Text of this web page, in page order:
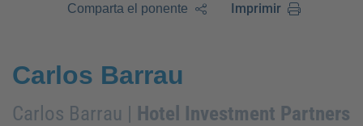
Comparta el ponente Imprimir
Carlos Barrau
Carlos Barrau | Hotel Investment Partners